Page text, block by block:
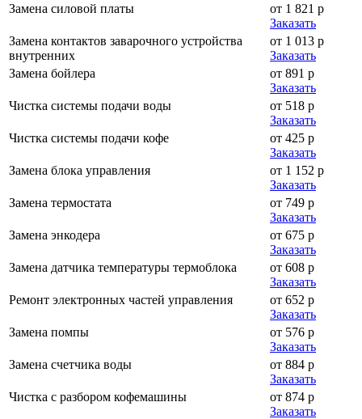
Замена силовой платы
от 1 821 р
Заказать
Замена контактов заварочного устройства
внутренних
от 1 013 р
Заказать
Замена бойлера
от 891 р
Заказать
Чистка системы подачи воды
от 518 р
Заказать
Чистка системы подачи кофе
от 425 р
Заказать
Замена блока управления
от 1 152 р
Заказать
Замена термостата
от 749 р
Заказать
Замена энкодера
от 675 р
Заказать
Замена датчика температуры термоблока
от 608 р
Заказать
Ремонт электронных частей управления
от 652 р
Заказать
Замена помпы
от 576 р
Заказать
Замена счетчика воды
от 884 р
Заказать
Чистка с разбором кофемашины
от 874 р
Заказать